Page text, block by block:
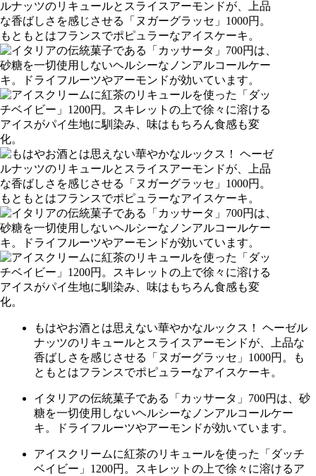
もはやお酒とは思えない華やかなルックス！ ヘーゼル
ナッツのリキュールとスライスアーモンドが、上品な
香ばしさを感じさせる「ヌガーグラッセ」1000円。も
ともとはフランスでポピュラーなアイスケーキ。
イタリアの伝統菓子である「カッサータ」700円は、砂
糖を一切使用しないヘルシーなノンアルコールケー
キ。ドライフルーツやアーモンドが効いています。
アイスクリームに紅茶のリキュールを使った「ダッチ
ベイビー」1200円。スキレットの上で徐々に溶けるア